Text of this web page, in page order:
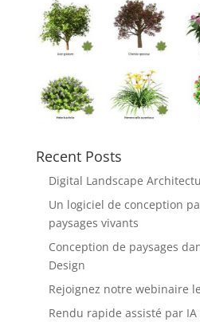
Recent Posts
Digital Landscape
Un logiciel de conception
paysages vivants
Conception de paysages
Design
Rejoignez notre webinaire
Rendu rapide assisté par